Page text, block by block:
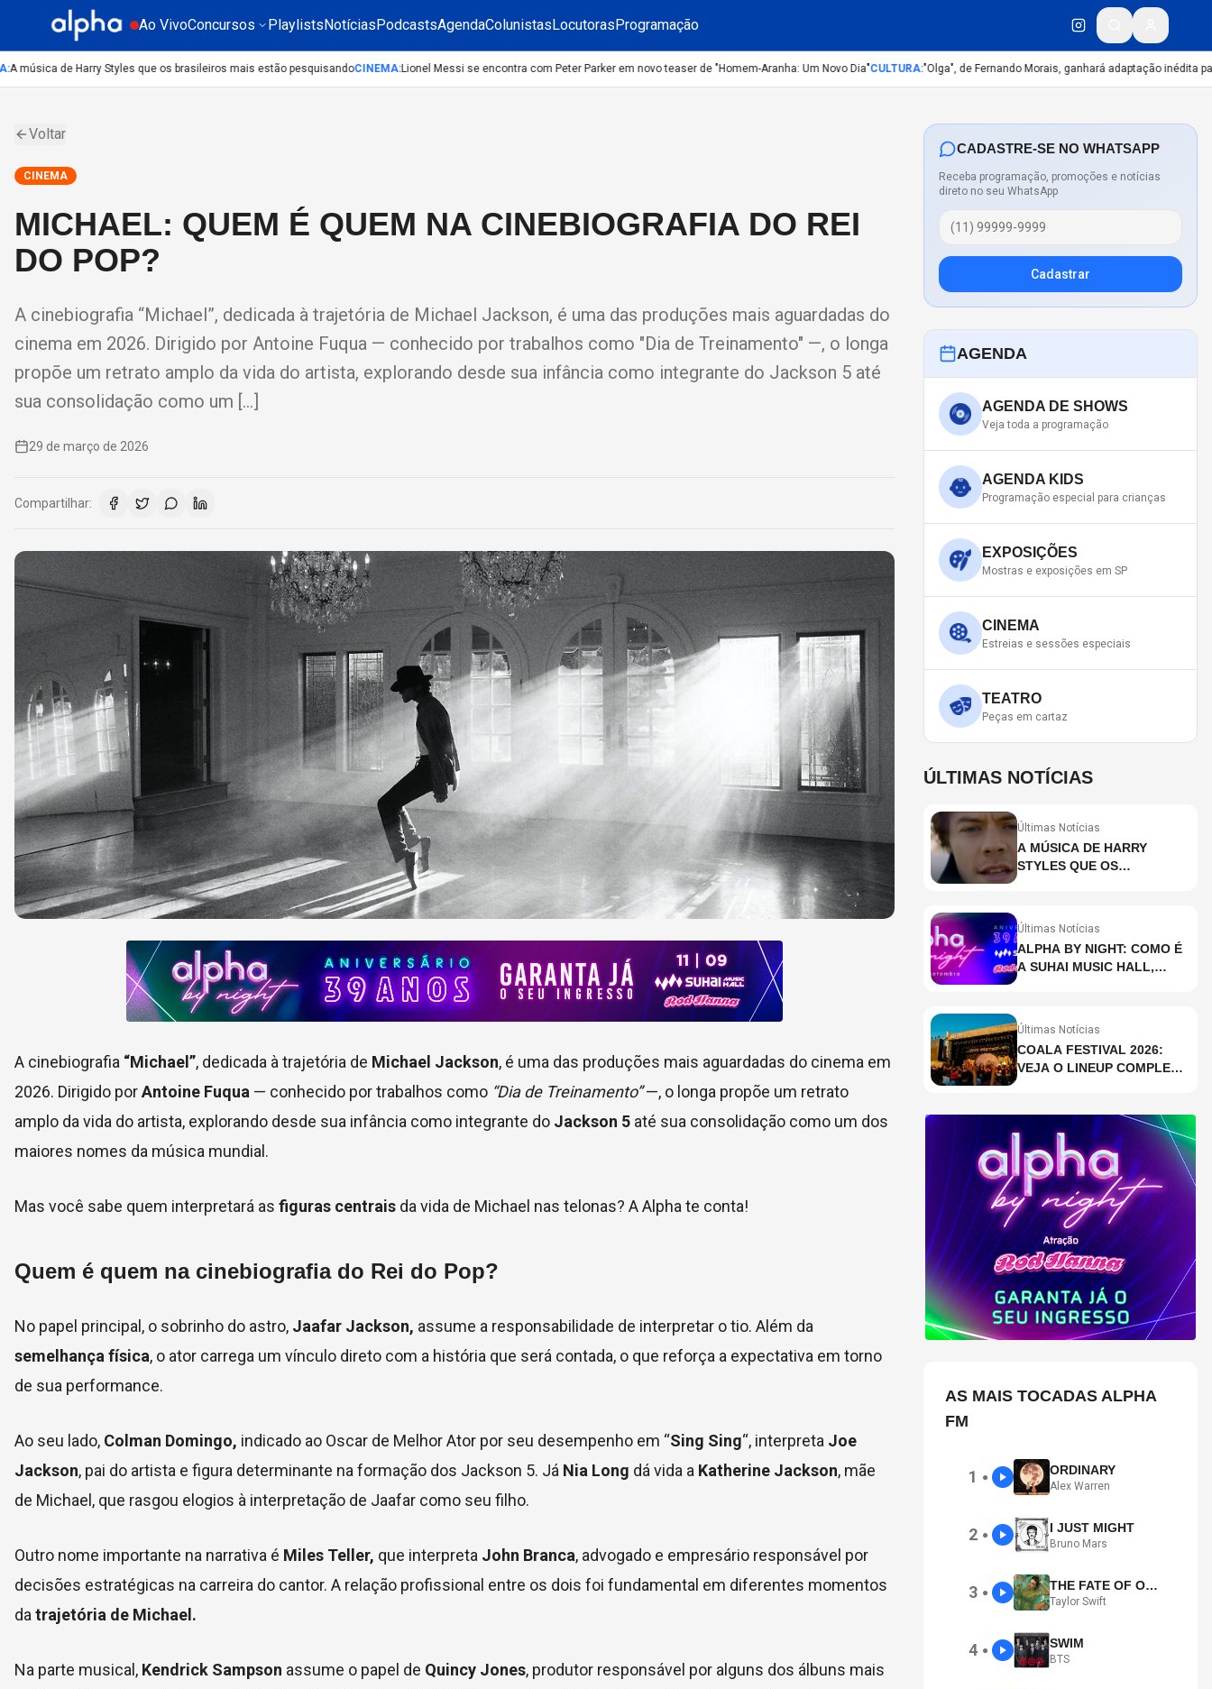
Ao VivoConcursos PlaylistsNotíciasPodcastsAgendaColunistasLocutorasProgramação
música de Harry Styles que os brasileiros mais estão pesquisandoCINEMA:Lionel Messi se encontra com Peter Parker em novo teaser de "Homem-Aranha: Um Novo Dia"CULTURA:"Olga", de Fernando Morais, ganhará adaptação inédita
Voltar
CINEMA
MICHAEL: QUEM É QUEM NA CINEBIOGRAFIA DO REI
DO POP?
A cinebiografia “Michael”, dedicada à trajetória de Michael Jackson, é uma das produções mais aguardadas do
cinema em 2026. Dirigido por Antoine Fuqua — conhecido por trabalhos como "Dia de Treinamento" —, o longa
propõe um retrato amplo da vida do artista, explorando desde sua infância como integrante do Jackson 5 até
sua consolidação como um […]
29 de março de 2026
Compartilhar:
A cinebiografia “Michael”, dedicada à trajetória de Michael Jackson, é uma das produções mais aguardadas do cinema em
2026. Dirigido porAntoine Fuqua — conhecido por trabalhos como “Dia de Treinamento”—, o longa propõe um retrato
amplo da vida do artista, explorando desde sua infância como integrante do Jackson 5 até sua consolidação como um dos
maiores nomes da música mundial.
Mas você sabe quem interpretará as figuras centrais da vida de Michael nas telonas? A Alpha te conta!
Quem é quem na cinebiografia do Rei do Pop?
No papel principal, o sobrinho do astro, Jaafar Jackson, assume a responsabilidade de interpretar o tio. Além da
semelhança física, o ator carrega um vínculo direto com a história que será contada, o que reforça a expectativa em torno
de sua performance.
Ao seu lado, Colman Domingo, indicado ao Oscar de Melhor Ator por seu desempenho em “Sing Sing“, interpreta Joe
Jackson, pai do artista e figura determinante na formação dos Jackson 5. Já Nia Long dá vida a Katherine Jackson, mãe
de Michael, que rasgou elogios à interpretação de Jaafar como seu filho.
Outro nome importante na narrativa é Miles Teller, que interpreta John Branca, advogado e empresário responsável por
decisões estratégicas na carreira do cantor. A relação profissional entre os dois foi fundamental em diferentes momentos
datrajetória de Michael.
Na parte musical, Kendrick Sampson assume o papel de Quincy Jones, produtor responsável por alguns dos álbuns mais
CADASTRE-SE NO WHATSAPP
Receba programação, promoções e notícias
direto no seu WhatsApp
Cadastrar
AGENDA
AGENDA DE SHOWS
Veja toda a programação
AGENDA KIDS
Programação especial para crianças
EXPOSIÇÕES
Mostras e exposições em SP
CINEMA
Estreias e sessões especiais
TEATRO
Peças em cartaz
ÚLTIMAS NOTÍCIAS
Últimas Notícias
A MÚSICA DE HARRY
STYLES QUE OS
Últimas Notícias
ALPHA BY NIGHT: COMO É
A SUHAI MUSIC HALL,
PAULO?
Últimas Notícias
COALA FESTIVAL 2026:
VEJA O LINEUP COMPLETO
AS MAIS TOCADAS ALPHA
FM
1 ● ORDINARY
Alex Warren
2 ● I JUST MIGHT
Bruno Mars
3 ● THE FATE OF OPHELIA
Taylor Swift
4 ● SWIM
BTS